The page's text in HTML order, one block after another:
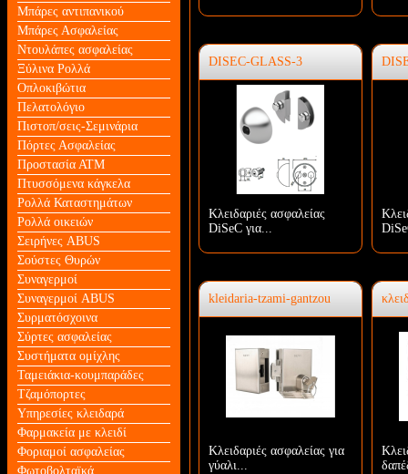
Μπάρες αντιπανικού
Μπάρες Ασφαλείας
Ντουλάπες ασφαλείας
Ξύλινα Ρολλά
Οπλοκιβώτια
Πελατολόγιο
Πιστοπ/σεις-Σεμινάρια
Πόρτες Ασφαλείας
Προστασία ΑΤΜ
Πτυσσόμενα κάγκελα
Ρολλά Καταστημάτων
Ρολλά οικειών
Σειρήνες ABUS
Σούστες Θυρών
Συναγερμοί
Συναγερμοί ABUS
Συρματόσχοινα
Σύρτες ασφαλείας
Συστήματα ομίχλης
Ταμειάκια-κουμπαράδες
Τζαμόπορτες
Υπηρεσίες κλειδαρά
Φαρμακεία με κλειδί
Φοριαμοί ασφαλείας
Φωτοβολταϊκά
DISEC-GLASS-3
Κλειδαριές ασφαλείας
DiSeC για...
kleidaria-tzami-gantzou
Κλειδαριές ασφαλείας για
γύαλι...